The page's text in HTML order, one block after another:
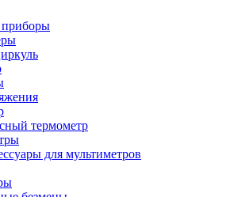
приборы
термометр
для мультиметров